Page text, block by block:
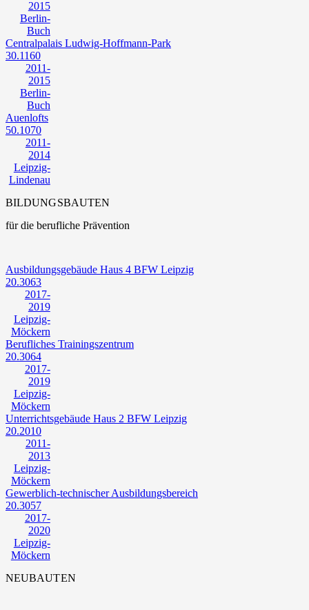
2015
Berlin-
Buch
Centralpalais Ludwig-Hoffmann-Park
30.1160
2011-
2015
Berlin-
Buch
Auenlofts
50.1070
2011-
2014
Leipzig-
Lindenau
BILDUNGSBAUTEN
für die berufliche Prävention
Ausbildungsgebäude Haus 4 BFW Leipzig
20.3063
2017-
2019
Leipzig-
Möckern
Berufliches Trainingszentrum
20.3064
2017-
2019
Leipzig-
Möckern
Unterrichtsgebäude Haus 2 BFW Leipzig
20.2010
2011-
2013
Leipzig-
Möckern
Gewerblich-technischer Ausbildungsbereich
20.3057
2017-
2020
Leipzig-
Möckern
NEUBAUTEN